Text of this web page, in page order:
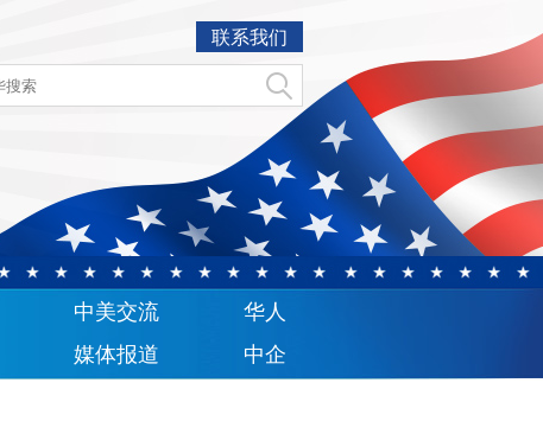
联系我们
中美交流
华人
媒体报道 中企